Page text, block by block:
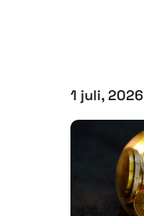
1 juli, 2026